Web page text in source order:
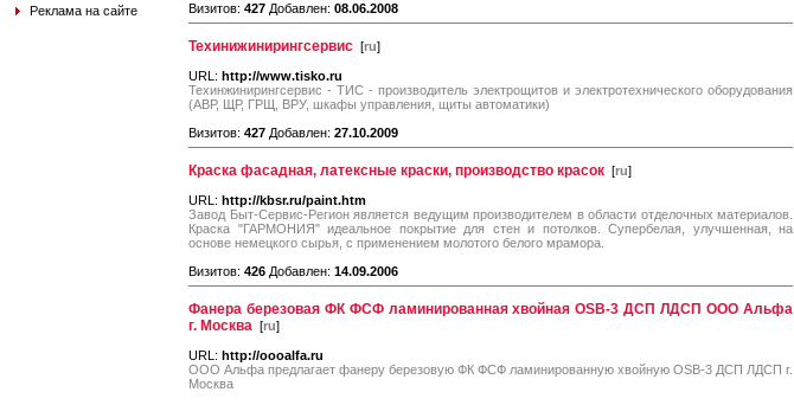
Реклама на сайте
Визитов: 427 Добавлен: 08.06.2008
Техинижинирингсервис [ru]
URL: http://www.tisko.ru
Техинжинирингсервис - ТИС - производитель электрощитов и электротехнического оборудования
(АВР, ЩР, ГРЩ, ВРУ, шкафы управления, щиты автоматики)
Визитов: 427 Добавлен: 27.10.2009
Краска фасадная, латексные краски, производство красок [ru]
URL: http://kbsr.ru/paint.htm
Завод Быт-Сервис-Регион является ведущим производителем в области отделочных материалов.
Краска "ГАРМОНИЯ" идеальное покрытие для стен и потолков. Супербелая, улучшенная, на
основе немецкого сырья, с применением молотого белого мрамора.
Визитов: 426 Добавлен: 14.09.2006
Фанера березовая ФК ФСФ ламинированная хвойная OSB-3 ДСП ЛДСП ООО Альфа
г. Москва [ru]
URL: http://oooalfa.ru
ООО Альфа предлагает фанеру березовую ФК ФСФ ламинированную хвойную OSB-3 ДСП ЛДСП г.
Москва